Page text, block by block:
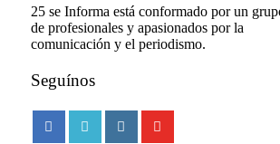
25 se Informa está conformado por un
de profesionales y apasionados por la
comunicación y el periodismo.
Seguínos